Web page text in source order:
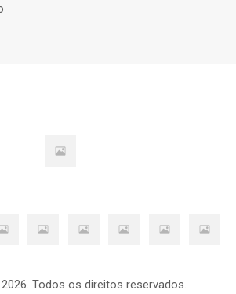
Todos os direitos reservados.